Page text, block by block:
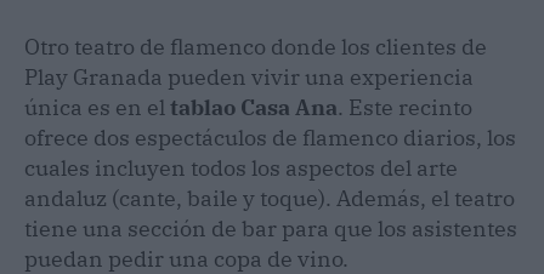
Otro teatro de flamenco donde los clientes de
Play Granada pueden vivir una experiencia
única es en eltablao Casa Ana. Este recinto
ofrece dos espectáculos de flamenco diarios, los
cuales incluyen todos los aspectos del arte
andaluz (cante, baile y toque). Además, el teatro
tiene una sección de bar para que los asistentes
puedan pedir una copa de vino.